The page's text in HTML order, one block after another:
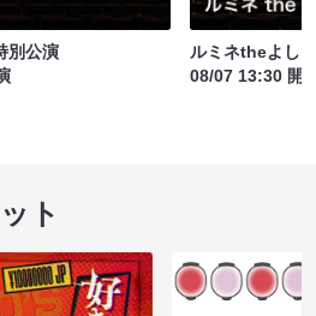
別公演
ルミネtheよし
08/07 13:30 開
ト